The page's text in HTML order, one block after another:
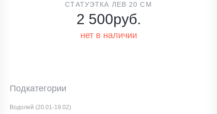
СТАТУЭТКА ЛЕВ 20 СМ
2 500руб.
нет в наличии
Подкатегории
Водолей (20.01-19.02)